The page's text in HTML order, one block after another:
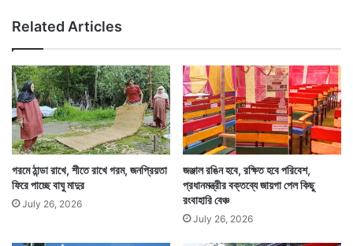
ল
কা
তা
Related Articles
গরমে ঠান্ডা রাখে, শীতে রাখে গরম, জনপ্রিয়তা
ফিরে পাচ্ছে বাঘু মাদুর
July 26, 2026
জঞ্জাল রঙিন হবে, রক্ষিত হবে পরিবেশ,
প্রধানমন্ত্রীর বক্তব্যে জায়গা পেল কিছু
রংবাহারি বেঞ্চ
July 26, 2026